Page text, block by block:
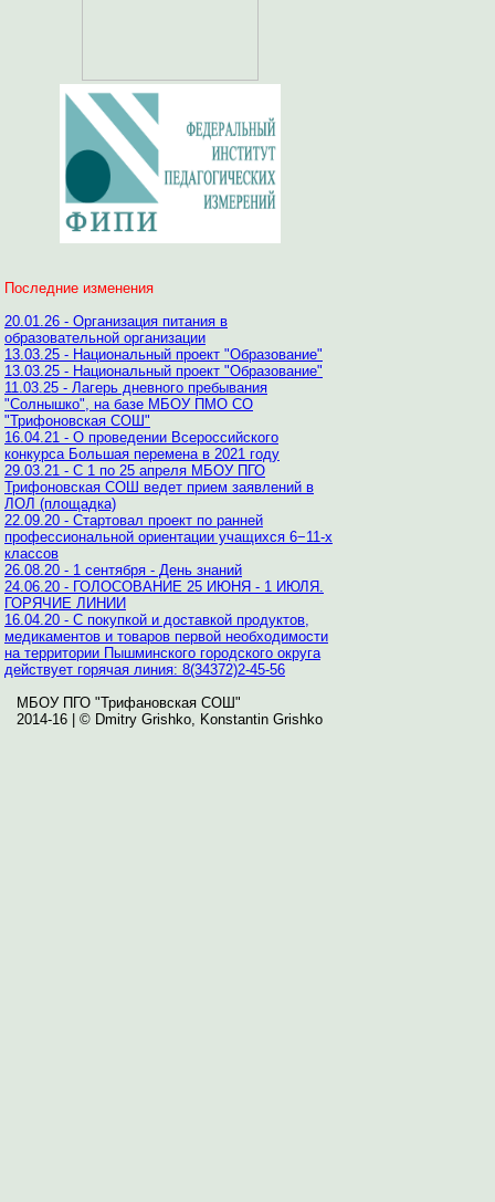
Последние изменения
20.01.26 - Организация питания в
образовательной организации
13.03.25 - Национальный проект "Образование"
13.03.25 - Национальный проект "Образование"
11.03.25 - Лагерь дневного пребывания
"Солнышко", на базе МБОУ ПМО СО
"Трифоновская СОШ"
16.04.21 - О проведении Всероссийского
конкурса Большая перемена в 2021 году
29.03.21 - С 1 по 25 апреля МБОУ ПГО
Трифоновская СОШ ведет прием заявлений в
ЛОЛ (площадка)
22.09.20 - Стартовал проект по ранней
профессиональной ориентации учащихся 6−11-х
классов
26.08.20 - 1 сентября - День знаний
24.06.20 - ГОЛОСОВАНИЕ 25 ИЮНЯ - 1 ИЮЛЯ.
ГОРЯЧИЕ ЛИНИИ
16.04.20 - С покупкой и доставкой продуктов,
медикаментов и товаров первой необходимости
на территории Пышминского городского округа
действует горячая линия: 8(34372)2-45-56
МБОУ ПГО "Трифановская СОШ"
2014-16 | © Dmitry Grishko, Konstantin Grishko